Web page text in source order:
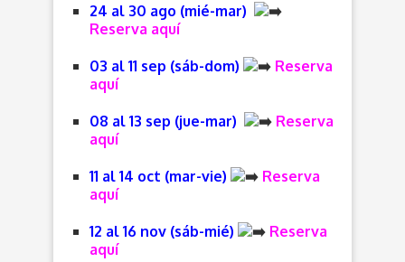
24 al 30 ago (mié-mar)
Reserva aquí
03 al 11 sep (sáb-dom)
Reserva
aquí
08 al 13 sep (jue-mar)
Reserva
aquí
11 al 14 oct (mar-vie)
Reserva
aquí
12 al 16 nov (sáb-mié)
Reserva
aquí